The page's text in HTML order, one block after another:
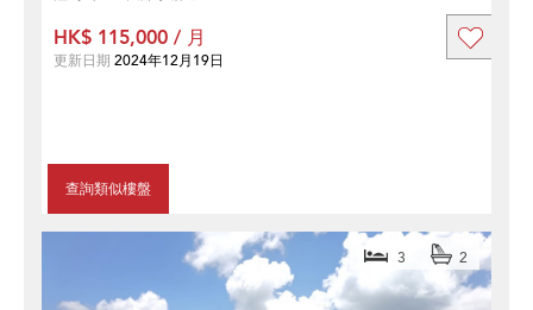
查詢類似樓盤
HK$ 115,000 / 月
更新日期 2024年12月19日
3 2